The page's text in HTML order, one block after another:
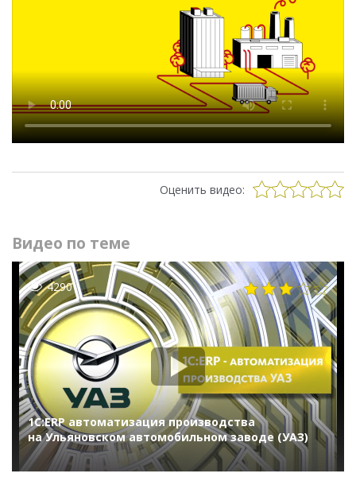
Оценить видео:
Видео по теме
4290
1С:ERP автоматизация производства
на Ульяновском автомобильном заводе (УАЗ)